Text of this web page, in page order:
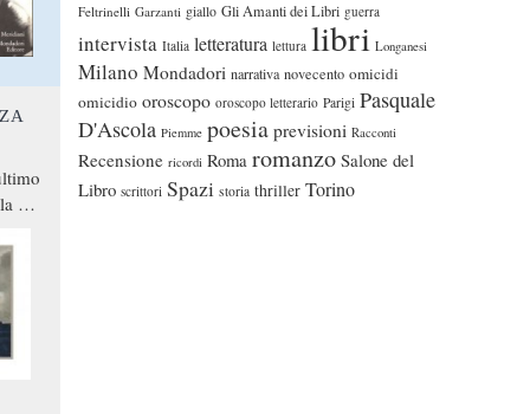
Feltrinelli Garzanti giallo Gli Amanti dei Libri guerra
intervista Italia letteratura lettura libri Longanesi
Milano Mondadori narrativa novecento omicidi
omicidio oroscopo oroscopo letterario Parigi Pasquale
D'Ascola Piemme poesia previsioni Racconti
Recensione ricordi Roma romanzo Salone del
Libro scrittori Spazi storia thriller Torino
a